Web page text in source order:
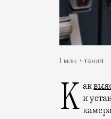
1 мин. чтения
Как
и